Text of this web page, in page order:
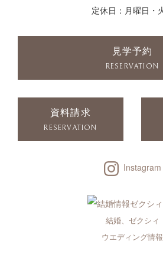
定休日：月曜日・
見学予約
RESERVATION
資料請求
RESERVATION
Instagram
結婚、ゼクシィ
ウエディング情報